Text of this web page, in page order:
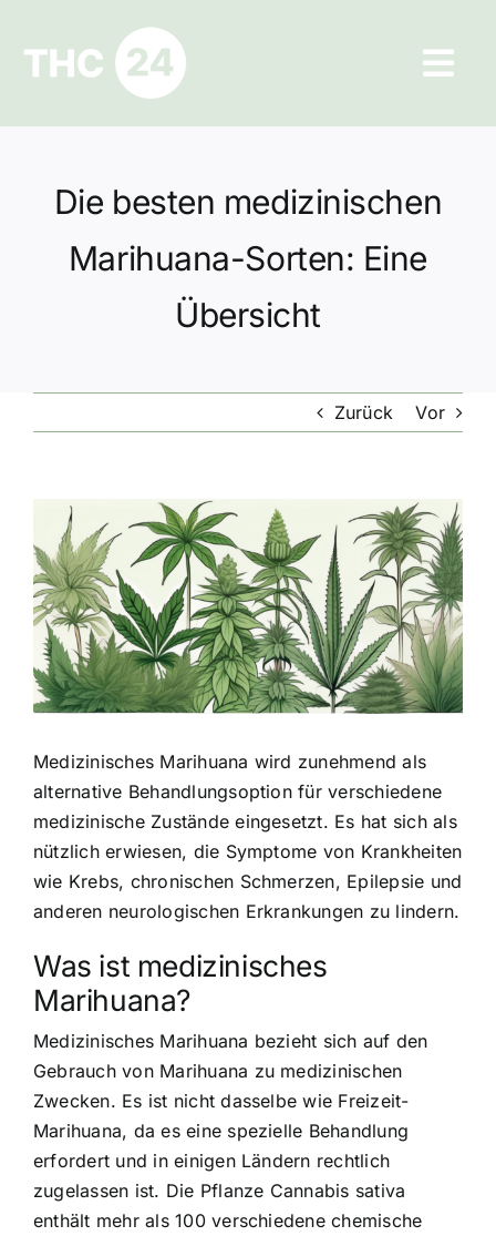
springen
Ratgeber
Hilfe und Kontakt
Datenschutz
Die besten medizinischen
Marihuana-Sorten: Eine
Übersicht
Zurück Vor
Zeige
grösseres
Bild
Medizinisches Marihuana wird zunehmend als
alternative Behandlungsoption für verschiedene
medizinische Zustände eingesetzt. Es hat sich als
nützlich erwiesen, die Symptome von Krankheiten
wie Krebs, chronischen Schmerzen, Epilepsie und
anderen neurologischen Erkrankungen zu lindern.
Was ist medizinisches
Marihuana?
Medizinisches Marihuana bezieht sich auf den
Gebrauch von Marihuana zu medizinischen
Zwecken. Es ist nicht dasselbe wie Freizeit-
Marihuana, da es eine spezielle Behandlung
erfordert und in einigen Ländern rechtlich
zugelassen ist. Die Pflanze Cannabis sativa
enthält mehr als 100 verschiedene chemische